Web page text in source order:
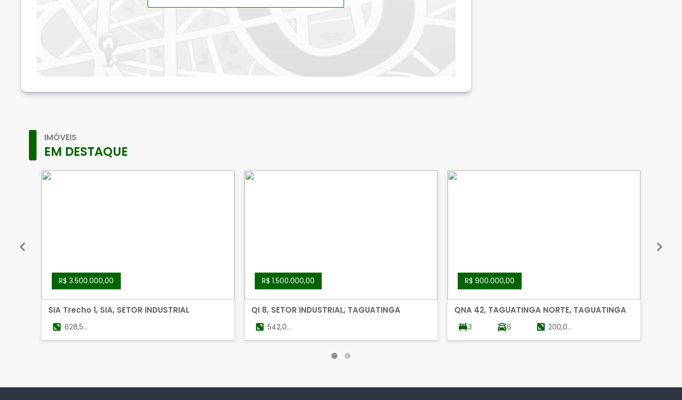
IMÓVEIS
EM DESTAQUE
R$ 3.500.000,00
SIA Trecho 1, SIA, SETOR INDUSTRIAL
628,50
m²
R$ 1.500.000,00
QI 8, SETOR INDUSTRIAL, TAGUATINGA
542,00
m²
R$ 900.000,00
QNA 42, TAGUATINGA NORTE, TAGUATINGA
3 6
200,00
m²